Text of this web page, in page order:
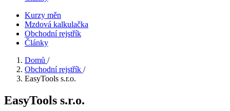
Kurzy měn
Mzdová kalkulačka
Obchodní rejstřík
Články
Domů /
Obchodní rejstřík /
EasyTools s.r.o.
EasyTools s.r.o.